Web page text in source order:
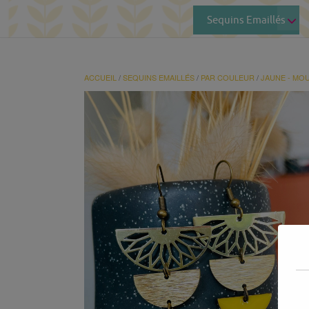
Sequins Emaillés
ACCUEIL /SEQUINS EMAILLÉS/ PAR COULEUR /JAUNE -